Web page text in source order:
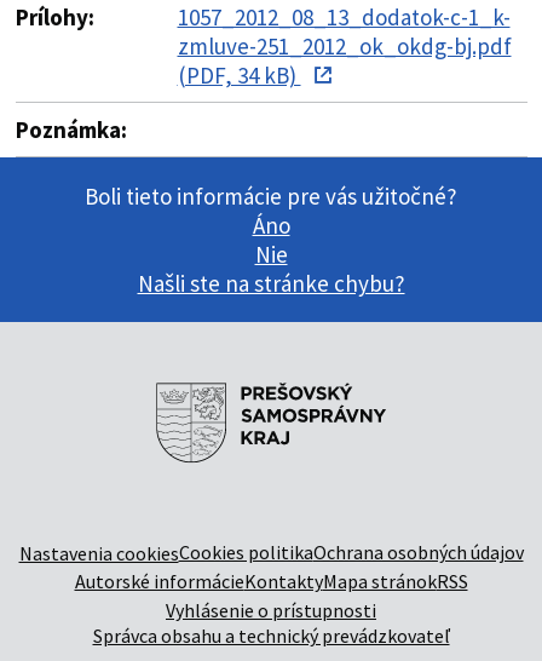
Prílohy:
1057_2012_08_13_dodatok-c-1_k-
zmluve-251_2012_ok_okdg-bj.pdf
(PDF, 34 kB)
Poznámka:
Boli tieto informácie pre vás užitočné?
Áno
Nie
Našli ste na stránke chybu?
Nastavenia cookiesCookies politikaOchrana osobných údajov
Autorské informácieKontaktyMapa stránokRSS
Vyhlásenie o prístupnosti
Správca obsahu a technický prevádzkovateľ